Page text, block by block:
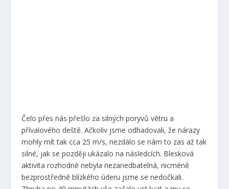
Čelo přes nás přešlo za silných poryvů větru a
přívalového deště. Ačkoliv jsme odhadovali, že nárazy
mohly mít tak cca 25 m/s, nezdálo se nám to zas až tak
silné, jak se později ukázalo na následcích. Blesková
aktivita rozhodně nebyla nezanedbatelná, nicméně
bezprostředně blízkého úderu jsme se nedočkali.